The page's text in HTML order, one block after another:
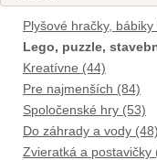
Plyšové hračky, bábiky
Lego, puzzle,
Kreatívne (44)
Pre najmenších (84)
Spoločenské hry (53)
Do záhrady a vody (48)
Zvieratká a postavičky